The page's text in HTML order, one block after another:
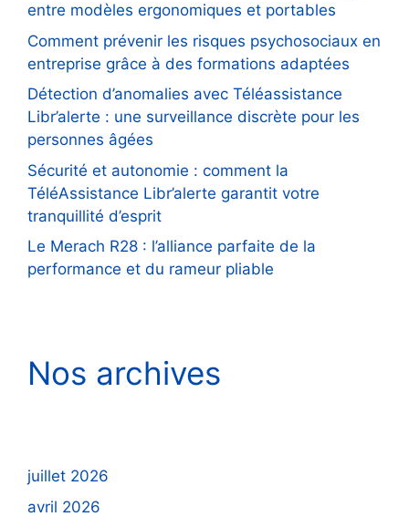
entre modèles ergonomiques et portables
Comment prévenir les risques psychosociaux en
entreprise grâce à des formations adaptées
Détection d’anomalies avec Téléassistance
Libr’alerte : une surveillance discrète pour les
personnes âgées
Sécurité et autonomie : comment la
TéléAssistance Libr’alerte garantit votre
tranquillité d’esprit
Le Merach R28 : l’alliance parfaite de la
performance et du rameur pliable
Nos archives
juillet 2026
avril 2026